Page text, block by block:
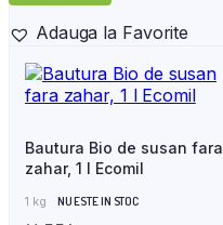
Adauga la Favorite
Bautura Bio de susan fara
zahar, 1 l Ecomil
1 kg NU ESTE IN STOC